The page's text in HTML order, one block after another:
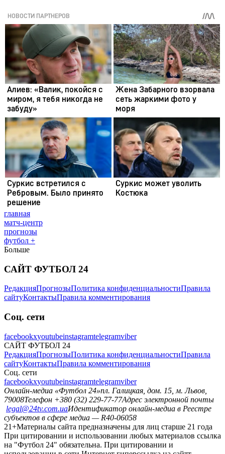
главная
матч-центр
прогнозы
футбол +
Больше
САЙТ ФУТБОЛ 24
РедакцияПрогнозыПолитика конфиденциальностиПравила
сайтуКонтактыПравила комментирования
Соц. сети
facebookxyoutubeinstagramtelegramviber
САЙТ ФУТБОЛ 24
РедакцияПрогнозыПолитика конфиденциальностиПравила
сайтуКонтактыПравила комментирования
Соц. сети
facebookxyoutubeinstagramtelegramviber
Онлайн-медиа «Футбол 24»пл. Галицкая, дом. 15, м. Львов,
79008Телефон +380 (32) 229-77-77Адрес электронной почты
legal@24tv.com.uaИдентификатор онлайн-медиа в Реестре
субъектов в сфере медиа — R40-06058
21+Материалы сайта предназначены для лиц старше 21 года
При цитировании и использовании любых материалов ссылка
на "Футбол 24" обязательна. При цитировании и